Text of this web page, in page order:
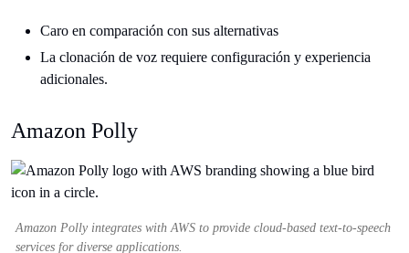
Caro en comparación con sus alternativas
La clonación de voz requiere configuración y experiencia
adicionales.
Amazon Polly
Amazon Polly integrates with AWS to provide cloud-based text-to-speech
services for diverse applications.